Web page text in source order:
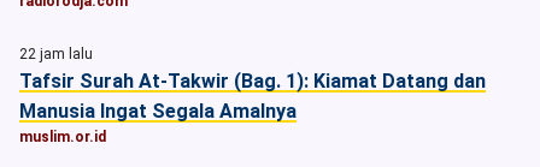
22 jam lalu
Tafsir Surah At-Takwir (Bag. 1): Kiamat Datang dan
Manusia Ingat Segala Amalnya
muslim.or.id